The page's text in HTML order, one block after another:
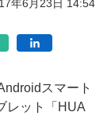
年6月23日 14:54
スマート
レット「HUA